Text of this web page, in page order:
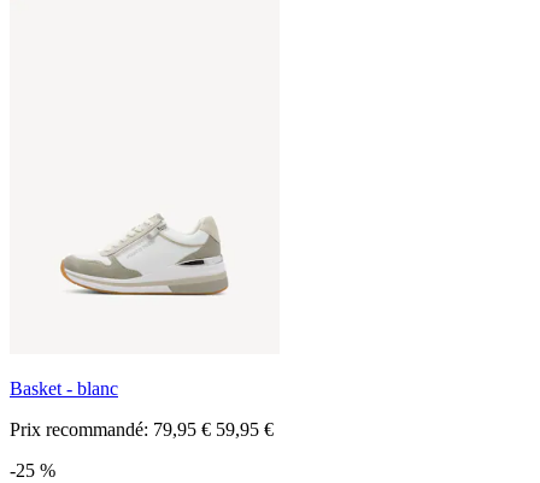
Basket - blanc
Prix recommandé: 79,95 € 59,95 €
-25 %